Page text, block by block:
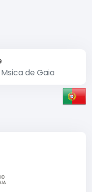
de Gaia